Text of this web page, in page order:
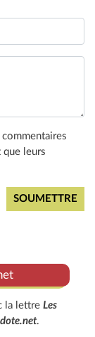
que leurs
la lettre Les
.